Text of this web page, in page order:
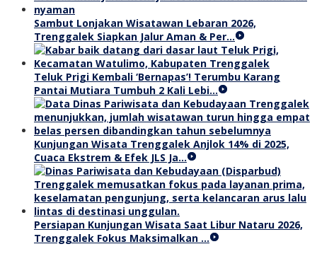
Sambut Lonjakan Wisatawan Lebaran 2026,
Trenggalek Siapkan Jalur Aman & Per…
Teluk Prigi Kembali ‘Bernapas’! Terumbu Karang
Pantai Mutiara Tumbuh 2 Kali Lebi…
Kunjungan Wisata Trenggalek Anjlok 14% di 2025,
Cuaca Ekstrem & Efek JLS Ja…
Persiapan Kunjungan Wisata Saat Libur Nataru 2026,
Trenggalek Fokus Maksimalkan …